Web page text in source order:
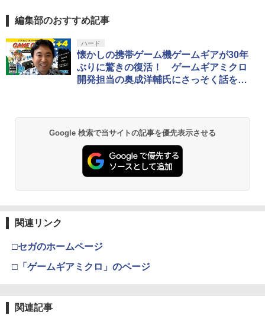
編集部のおすすめ記事
ハード
懐かしの携帯ゲーム機ゲームギアが30年
ぶりに驚きの復活！ ゲームギアミクロ
開発担当の奥成洋輔氏にさっそく話を聞
Google 検索で当サイトの記事を優先表示させる
関連リンク
□セガのホームページ
□「ゲームギアミクロ」のページ
関連記事